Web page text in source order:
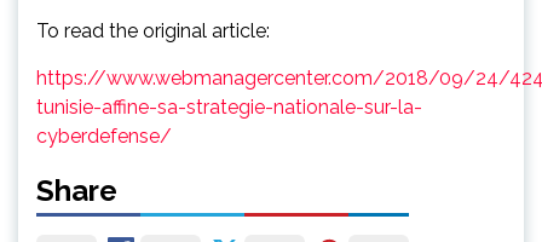
To read the original article:
https://www.webmanagercenter.com/2018/09/24/
tunisie-affine-sa-strategie-nationale-sur-la-
cyberdefense/
Share